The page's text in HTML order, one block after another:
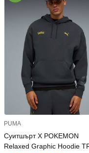
PUMA
Суитшърт X POKEMON
Relaxed Graphic Hoodie